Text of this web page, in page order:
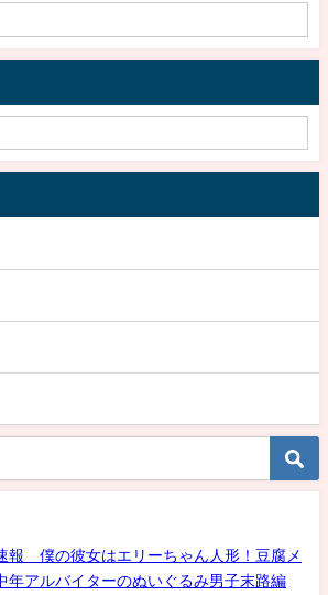
報 僕の彼女はエリーちゃん人形！豆腐メ
年アルバイターのぬいぐるみ男子末路編